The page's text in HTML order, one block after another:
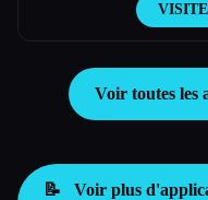
VISITE
Voir toutes les
📝
Voir plus